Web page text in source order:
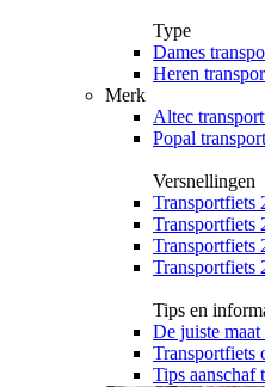
Type
Dames
Heren
Merk
Altec
Popal
Versnellingen
Transportfiets
Transportfiets
Transportfiets
Transportfiets
Tips en
De juiste maat
Transportfiets
Tips aanschaf